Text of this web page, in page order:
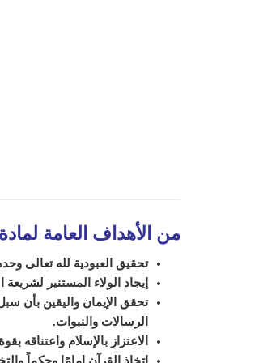
من الأهداف العامة
تحقيق العبودية لله تعالى
إيجاد الولاء المستنير
تحقق الإيمان واليقين بأن
الرسالات والنبوات.
الاعتزاز بالإسلام واعتناقه